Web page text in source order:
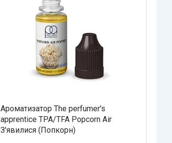
Ароматизатор The perfumer's
apprentice TPA/TFA Popcorn Air
З'явилися (Попкорн)